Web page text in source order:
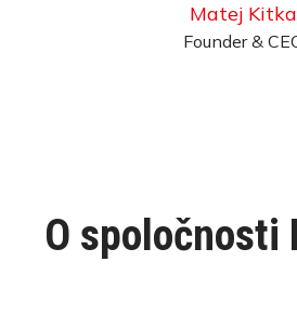
Matej Kitka
Founder &
O spoločnosti